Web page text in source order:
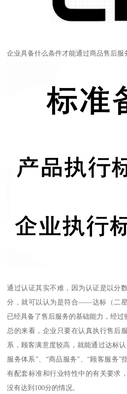
企业具备什么条件才能通过商品售后服
通过认证其实不难，因为认证是以分
分，就可以认为是符合——达标（二
已经具备了售后服务的基础能力，经过
总的来看，企业只要在认真执行售后
系，顾客满意度较高，就能通过达标
服务体系”、“商品服务”、“顾客服务”
有配套标准和行业特性中的有关要求
没有达到100分的情况。